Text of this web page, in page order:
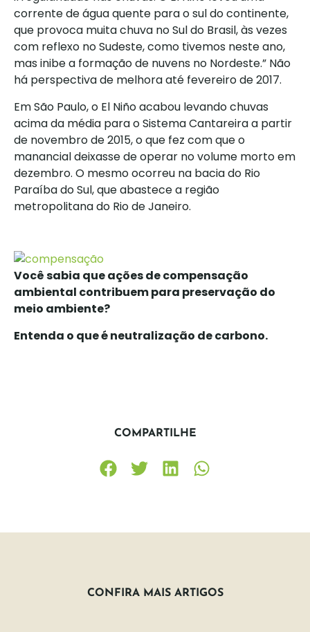
corrente de água quente para o sul do continente,
que provoca muita chuva no Sul do Brasil, às vezes
com reflexo no Sudeste, como tivemos neste ano,
mas inibe a formação de nuvens no Nordeste.” Não
há perspectiva de melhora até fevereiro de 2017.
Em São Paulo, o El Niño acabou levando chuvas
acima da média para o Sistema Cantareira a partir
de novembro de 2015, o que fez com que o
manancial deixasse de operar no volume morto em
dezembro. O mesmo ocorreu na bacia do Rio
Paraíba do Sul, que abastece a região
metropolitana do Rio de Janeiro.
Você sabia que ações de compensação
ambiental contribuem para preservação do
meio ambiente?
Entenda o que é neutralização de carbono.
COMPARTILHE
CONFIRA MAIS ARTIGOS